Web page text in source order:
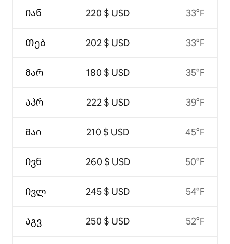
Იან
Თებ
Მარ
Აპრ
Მაი
Ივნ
Ივლ
Აგვ
220 $ USD
202 $ USD
180 $ USD
222 $ USD
210 $ USD
260 $ USD
245 $ USD
250 $ USD
33°F
33°F
35°F
39°F
45°F
50°F
54°F
52°F